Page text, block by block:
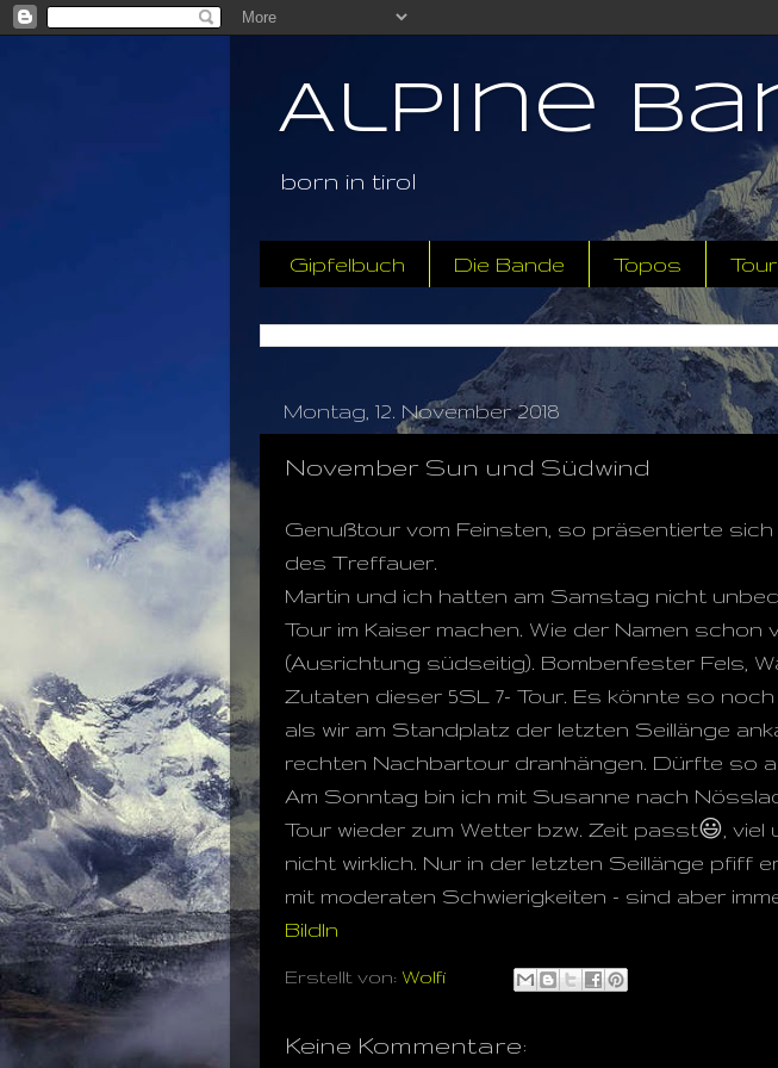
Alpine
born in tirol
Gipfelbuch Die Bande Topos
Montag, 12. November 2018
November Sun und Südwind
Genußtour vom Feinsten, so präsentierte
des Treffauer.
Martin und ich hatten am Samstag nicht
Tour im Kaiser machen. Wie der Namen
(Ausrichtung südseitig). Bombenfester Fels,
Zutaten dieser 5SL 7- Tour. Es könnte so
als wir am Standplatz der letzten Seillänge
rechten Nachbartour dranhängen. Dürfte so
Am Sonntag bin ich mit Susanne nach
Tour wieder zum Wetter bzw. Zeit passt😃,
nicht wirklich. Nur in der letzten Seillänge pfiff
mit moderaten Schwierigkeiten - sind aber
Bildln
Erstellt von: Wolfi
Keine Kommentare: